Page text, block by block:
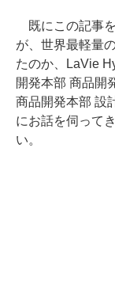
既にこの記事
が、世界最軽量
たのか、LaVie
開発本部 商品開
商品開発本部 設
にお話を伺って
い。